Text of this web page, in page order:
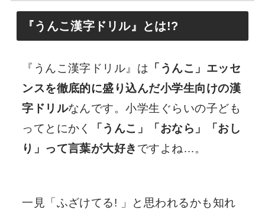
『うんこ漢字ドリル』とは!?
『うんこ漢字ドリル』は 「うんこ」エッセ
ンスを徹底的に盛り込んだ小学生向けの漢
字ドリルなんです。小学生ぐらいの子ども
ってとにかく
「うんこ」「おなら」「おし
り」って言葉が大好き ですよね…。
一見「ふざけてる! 」と思われるかも知れ